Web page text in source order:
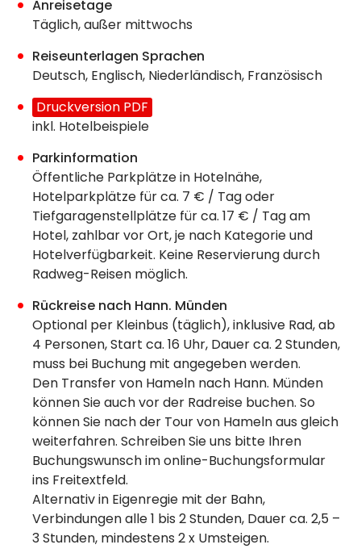
Anreisetage
Täglich, außer mittwochs
Reiseunterlagen Sprachen
Deutsch, Englisch, Niederländisch, Französisch
Druckversion PDF
inkl. Hotelbeispiele
Parkinformation
Öffentliche Parkplätze in Hotelnähe,
Hotelparkplätze für ca. 7 € / Tag oder
Tiefgaragenstellplätze für ca. 17 € / Tag am
Hotel, zahlbar vor Ort, je nach Kategorie und
Hotelverfügbarkeit. Keine Reservierung durch
Radweg-Reisen möglich.
Rückreise nach Hann. Münden
Optional per Kleinbus (täglich), inklusive Rad, ab
4 Personen, Start ca. 16 Uhr, Dauer ca. 2 Stunden,
muss bei Buchung mit angegeben werden.
Den Transfer von Hameln nach Hann. Münden
können Sie auch vor der Radreise buchen. So
können Sie nach der Tour von Hameln aus gleich
weiterfahren. Schreiben Sie uns bitte Ihren
Buchungswunsch im online-Buchungsformular
ins Freitextfeld.
Alternativ in Eigenregie mit der Bahn,
Verbindungen alle 1 bis 2 Stunden, Dauer ca. 2,5 –
3 Stunden, mindestens 2 x Umsteigen.